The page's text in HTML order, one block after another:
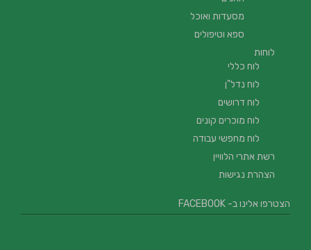
מסעדות ואוכל
ספא וטיפולים
לוחות
לוח כללי
לוח נדל"ן
לוח דרושים
לוח מוכרים קונים
לוח מחפשי עבודה
רשת אתרי הלוויין
הצהרת נגישות
הצטרפו אלינו ב- FACEBOOK